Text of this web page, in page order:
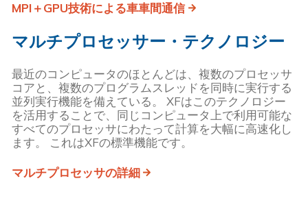
MPI＋GPU技術による車車間通信
マルチプロセッサー・テクノロジー
最近のコンピュータのほとんどは、複数のプロセッサ
コアと、複数のプログラムスレッドを同時に実行する
並列実行機能を備えている。 XFはこのテクノロジー
を活用することで、同じコンピュータ上で利用可能な
すべてのプロセッサにわたって計算を大幅に高速化し
ます。 これはXFの標準機能です。
マルチプロセッサの詳細